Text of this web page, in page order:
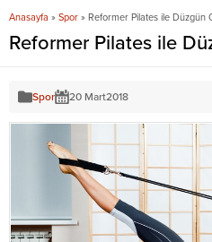
Anasayfa » Spor » Reformer Pilates ile Düzgün
Reformer Pilates ile
Spor 20 Mart2018